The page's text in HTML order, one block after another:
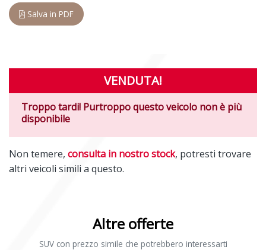
Salva in PDF
VENDUTA!
Troppo tardi! Purtroppo questo veicolo non è più
disponibile
Non temere, consulta in nostro stock, potresti trovare
altri veicoli simili a questo.
Altre offerte
SUV con prezzo simile che potrebbero interessarti